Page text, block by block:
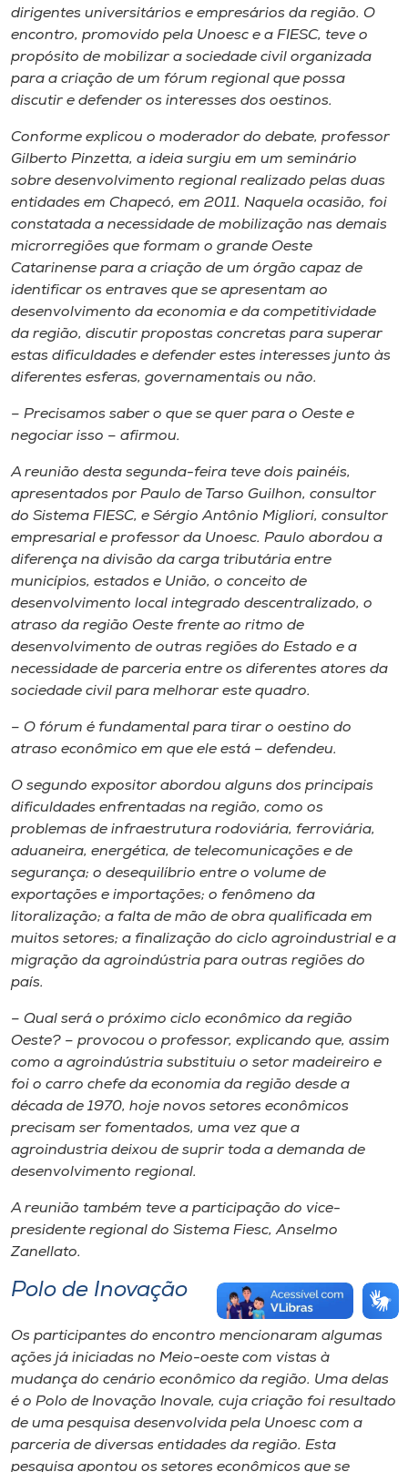
Selecione
o idioma
A+
dirigentes universitários e empresários da região. O
encontro, promovido pela Unoesc e a FIESC, teve o
propósito de mobilizar a sociedade civil organizada
para a criação de um fórum regional que possa
discutir e defender os interesses dos oestinos.
Conforme explicou o moderador do debate, professor
Gilberto Pinzetta, a ideia surgiu em um seminário
sobre desenvolvimento regional realizado pelas duas
entidades em Chapecó, em 2011. Naquela ocasião, foi
constatada a necessidade de mobilização nas demais
microrregiões que formam o grande Oeste
Catarinense para a criação de um órgão capaz de
identificar os entraves que se apresentam ao
desenvolvimento da economia e da competitividade
da região, discutir propostas concretas para superar
estas dificuldades e defender estes interesses junto às
diferentes esferas, governamentais ou não.
– Precisamos saber o que se quer para o Oeste e
negociar isso – afirmou.
A reunião desta segunda-feira teve dois painéis,
apresentados por Paulo de Tarso Guilhon, consultor
do Sistema FIESC, e Sérgio Antônio Migliori, consultor
empresarial e professor da Unoesc. Paulo abordou a
diferença na divisão da carga tributária entre
municípios, estados e União, o conceito de
desenvolvimento local integrado descentralizado, o
atraso da região Oeste frente ao ritmo de
desenvolvimento de outras regiões do Estado e a
necessidade de parceria entre os diferentes atores da
sociedade civil para melhorar este quadro.
– O fórum é fundamental para tirar o oestino do
atraso econômico em que ele está – defendeu.
O segundo expositor abordou alguns dos principais
dificuldades enfrentadas na região, como os
problemas de infraestrutura rodoviária, ferroviária,
aduaneira, energética, de telecomunicações e de
segurança; o desequilíbrio entre o volume de
exportações e importações; o fenômeno da
litoralização; a falta de mão de obra qualificada em
muitos setores; a finalização do ciclo agroindustrial e a
migração da agroindústria para outras regiões do
país.
– Qual será o próximo ciclo econômico da região
Oeste? – provocou o professor, explicando que, assim
como a agroindústria substituiu o setor madeireiro e
foi o carro chefe da economia da região desde a
década de 1970, hoje novos setores econômicos
precisam ser fomentados, uma vez que a
agroindustria deixou de suprir toda a demanda de
desenvolvimento regional.
A reunião também teve a participação do vice-
presidente regional do Sistema Fiesc, Anselmo
Zanellato.
Polo de Inovação
Os participantes do encontro mencionaram algumas
ações já iniciadas no Meio-oeste com vistas à
mudança do cenário econômico da região. Uma delas
é o Polo de Inovação Inovale, cuja criação foi resultado
de uma pesquisa desenvolvida pela Unoesc com a
parceria de diversas entidades da região. Esta
pesquisa apontou os setores econômicos que se